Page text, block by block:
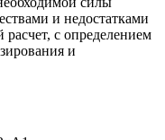
и недостатками
с определением
и